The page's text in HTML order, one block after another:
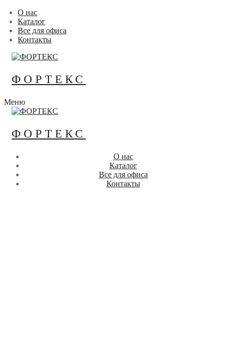
Перейти
содержимому
Меню
Закрыть
О нас
Каталог
Все для офиса
Контакты
ФОРТЕКС
Меню
ФОРТЕКС
О нас
Каталог
Все для офиса
Контакты